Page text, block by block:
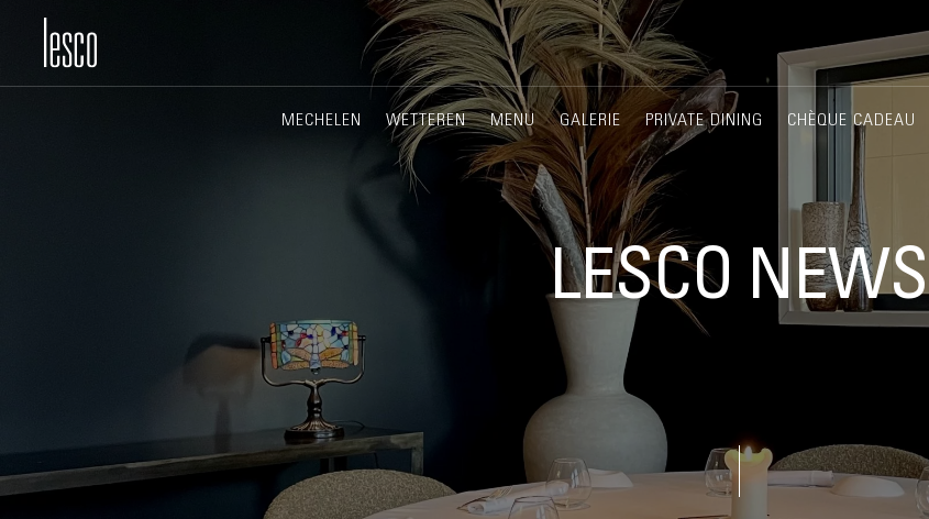
MECHELEN WETTEREN MENU GALERIE PRIVATE DINING CHÈQUE CADEAU
LESCO NEWS